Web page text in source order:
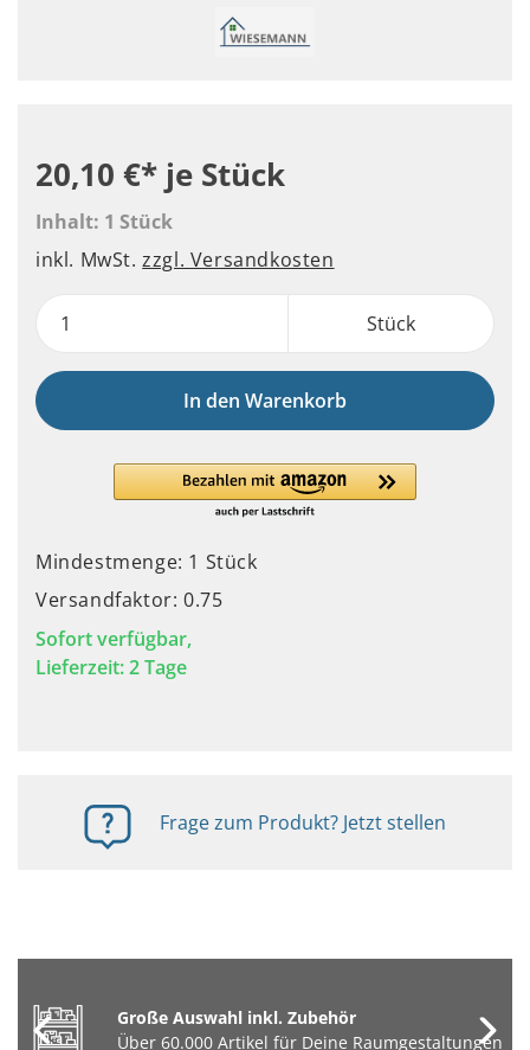
20,10 €* je Stück
Inhalt: 1 Stück
inkl. MwSt.zzgl. Versandkosten
Stück
In den Warenkorb
Mindestmenge: 1 Stück
Versandfaktor: 0.75
Sofort verfügbar,
Lieferzeit: 2 Tage
Frage zum Produkt? Jetzt stellen
Große Auswahl inkl. Zubehör
Über 60.000 Artikel für Deine Raumgestaltungen